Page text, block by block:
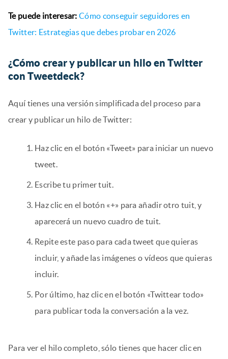
Te puede interesar: Cómo conseguir seguidores en
Twitter: Estrategias que debes probar en 2026
¿Cómo crear y publicar un hilo en Twitter
con Tweetdeck?
Aquí tienes una versión simplificada del proceso para
crear y publicar un hilo de Twitter:
Haz clic en el botón «Tweet» para iniciar un nuevo
tweet.
Escribe tu primer tuit.
Haz clic en el botón «+» para añadir otro tuit, y
aparecerá un nuevo cuadro de tuit.
Repite este paso para cada tweet que quieras
incluir, y añade las imágenes o vídeos que quieras
incluir.
Por último, haz clic en el botón «Twittear todo»
para publicar toda la conversación a la vez.
Para ver el hilo completo, sólo tienes que hacer clic en